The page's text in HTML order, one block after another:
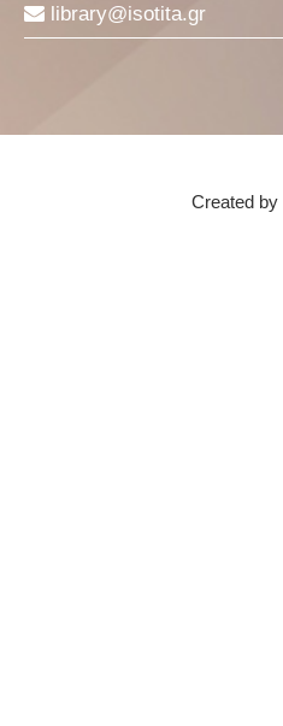
library isotita gr
Created by